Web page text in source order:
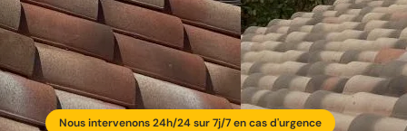
Nous intervenons 24h/24 sur 7j/7 en cas d'urgence